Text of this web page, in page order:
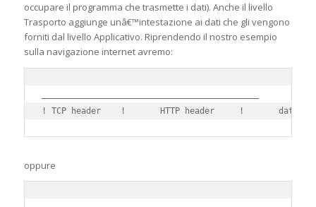
occupare il programma che trasmette i dati). Anche il livello
Trasporto aggiunge unâ€™intestazione ai dati che gli vengono
forniti dal livello Applicativo. Riprendendo il nostro esempio
sulla navigazione internet avremo:
oppure